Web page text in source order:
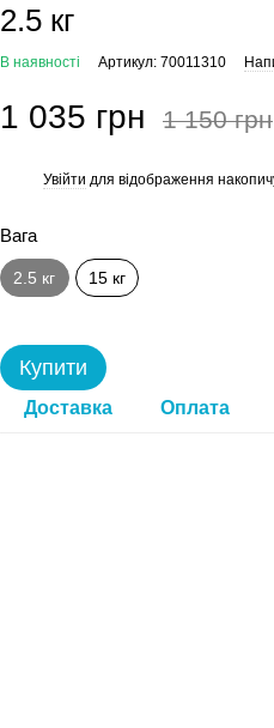
2.5 кг
В наявності Артикул: 70011310
1 035 грн 1 150 грн
Увійти для відображення
Вага
2.5 кг 15 кг
Купити
Доставка Оплата